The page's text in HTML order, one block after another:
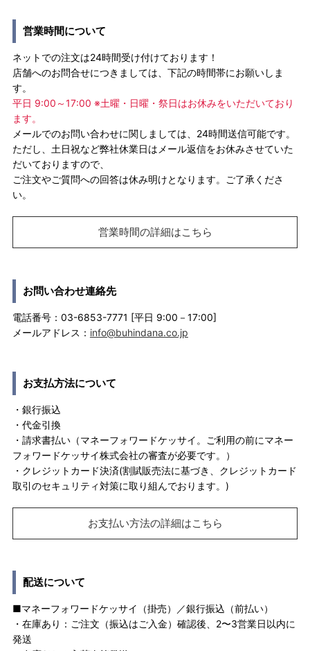
営業時間について
ネットでの注文は24時間受け付けております！
店舗へのお問合せにつきましては、下記の時間帯にお願いしま
す。
平日 9:00～17:00 ※土曜・日曜・祭日はお休みをいただいており
ます。
メールでのお問い合わせに関しましては、24時間送信可能です。
ただし、土日祝など弊社休業日はメール返信をお休みさせていた
だいておりますので、
ご注文やご質問への回答は休み明けとなります。ご了承くださ
い。
営業時間の詳細はこちら
お問い合わせ連絡先
電話番号：03-6853-7771 [平日 9:00－17:00]
メールアドレス： info@buhindana.co.jp
お支払方法について
・銀行振込
・代金引換
・請求書払い（マネーフォワードケッサイ。ご利用の前にマネー
フォワードケッサイ株式会社の審査が必要です。）
・クレジットカード決済(割賦販売法に基づき、クレジットカード
取引のセキュリティ対策に取り組んでおります。)
お支払い方法の詳細はこちら
配送について
■マネーフォワードケッサイ（掛売）／銀行振込（前払い）
・在庫あり：ご注文（振込はご入金）確認後、2〜3営業日以内に
発送